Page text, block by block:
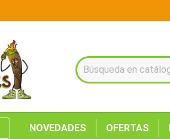
NOVEDADES OFERTAS